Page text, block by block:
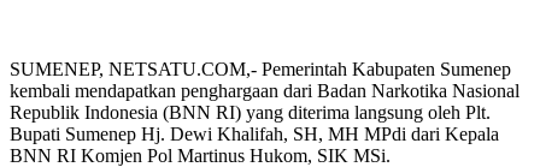
SUMENEP, NETSATU.COM,- Pemerintah Kabupaten Sumenep
kembali mendapatkan penghargaan dari Badan Narkotika Nasional
Republik Indonesia (BNN RI) yang diterima langsung oleh Plt.
Bupati Sumenep Hj. Dewi Khalifah, SH, MH MPdi dari Kepala
BNN RI Komjen Pol Martinus Hukom, SIK MSi.